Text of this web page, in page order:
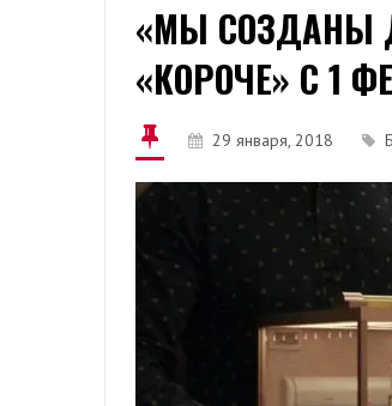
«МЫ СОЗДАНЫ
«КОРОЧЕ» С 1
29 января, 2018